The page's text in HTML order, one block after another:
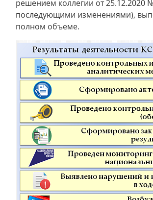
решением коллегии от 25.12.2020
последующими изменениями),
полном объеме.